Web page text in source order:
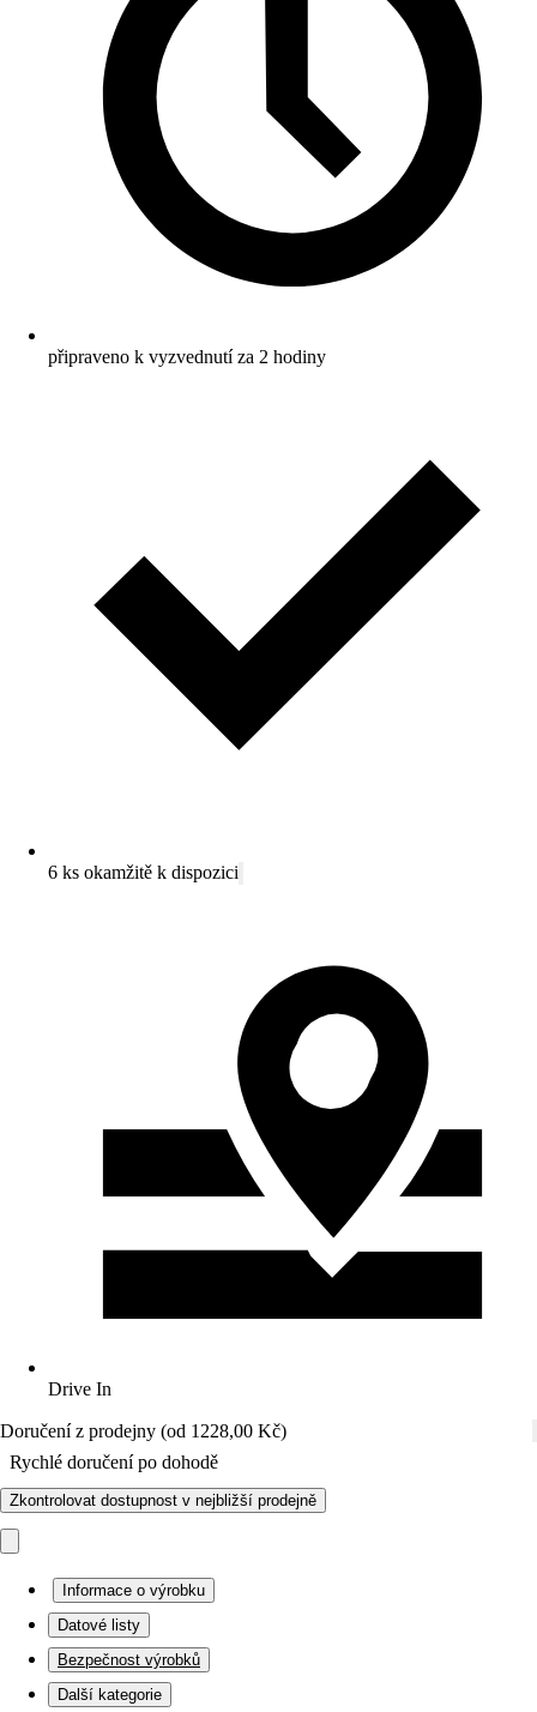
připraveno k vyzvednutí za 2 hodiny
6 ks okamžitě k dispozici
Drive In
Doručení z prodejny (od 1228,00 Kč)
Rychlé doručení po dohodě
Zkontrolovat dostupnost v nejbližší prodejně
Informace o výrobku
Datové listy
Bezpečnost výrobků
Další kategorie